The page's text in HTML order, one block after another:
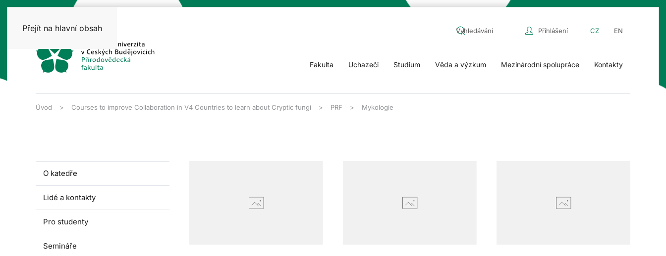
Přejít na hlavní obsah Přihlášení CZ EN
Fakulta Uchazeči Studium Věda a výzkum Mezinárodní spolupráce Kontakty
Úvod Courses to improve Collaboration in V4 Countries to learn about Cryptic fungi PRF Mykologie
O katedře
Lidé a kontakty
Pro studenty
Semináře